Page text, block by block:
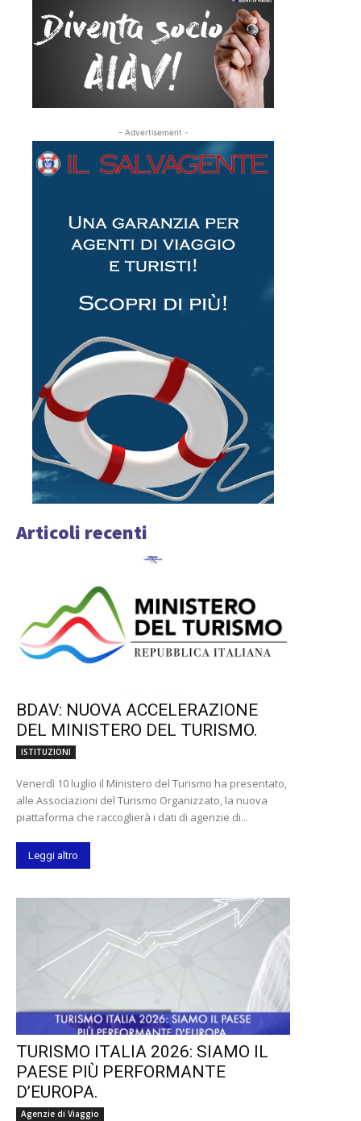
- Advertisement -
Articoli recenti
BDAV: NUOVA ACCELERAZIONE
DEL MINISTERO DEL TURISMO.
ISTITUZIONI
Venerdì 10 luglio il Ministero del Turismo ha presentato,
alle Associazioni del Turismo Organizzato, la nuova
piattaforma che raccoglierà i dati di agenzie di...
Leggi altro
TURISMO ITALIA 2026: SIAMO IL
PAESE PIÙ PERFORMANTE
D’EUROPA.
Agenzie di Viaggio